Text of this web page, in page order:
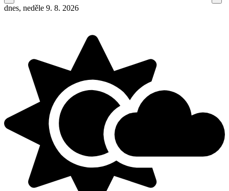
dnes, neděle 9. 8. 2026